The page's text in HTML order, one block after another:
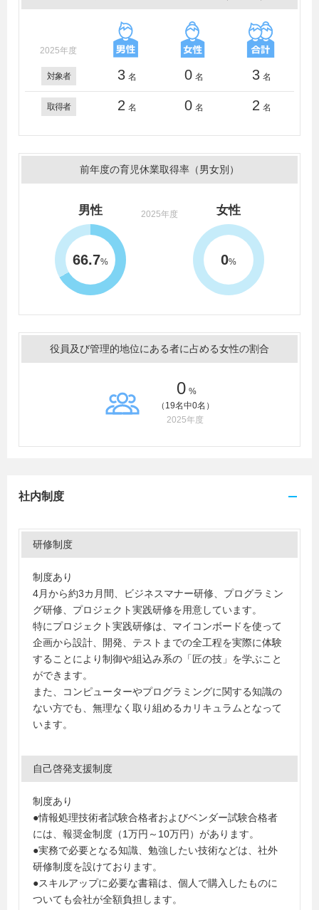
2025年度
対象者 3 名 0 名 3 名
取得者 2 名 0 名 2 名
前年度の育児休業取得率（男女別）
2025年度
男性
66.7%
女性
0%
役員及び管理的地位にある者に占める女性の割合
0 %
（19名中0名）
2025年度
社内制度
研修制度
制度あり
4月から約3カ月間、ビジネスマナー研修、プログラミン
グ研修、プロジェクト実践研修を用意しています。
特にプロジェクト実践研修は、マイコンボードを使って
企画から設計、開発、テストまでの全工程を実際に体験
することにより制御や組込み系の「匠の技」を学ぶこと
ができます。
また、コンピューターやプログラミングに関する知識の
ない方でも、無理なく取り組めるカリキュラムとなって
います。
自己啓発支援制度
制度あり
●情報処理技術者試験合格者およびベンダー試験合格者
には、報奨金制度（1万円～10万円）があります。
●実務で必要となる知識、勉強したい技術などは、社外
研修制度を設けております。
●スキルアップに必要な書籍は、個人で購入したものに
ついても会社が全額負担します。